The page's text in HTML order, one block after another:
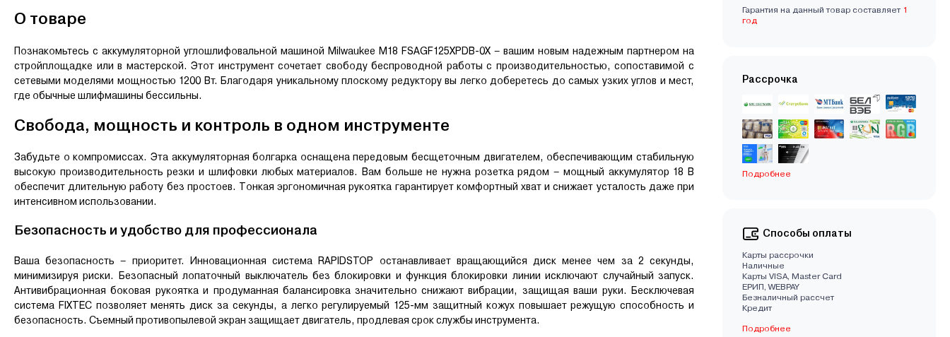
О товаре
Познакомьтесь с аккумуляторной углошлифовальной машиной Milwaukee M18 FSAGF125XPDB-0X – вашим новым надежным партнером на
стройплощадке или в мастерской. Этот инструмент сочетает свободу беспроводной работы с производительностью, сопоставимой с
сетевыми моделями мощностью 1200 Вт. Благодаря уникальному плоскому редуктору вы легко доберетесь до самых узких углов и мест,
где обычные шлифмашины бессильны.
Свобода, мощность и контроль в одном инструменте
Забудьте о компромиссах. Эта аккумуляторная болгарка оснащена передовым бесщеточным двигателем, обеспечивающим стабильную
высокую производительность резки и шлифовки любых материалов. Вам больше не нужна розетка рядом – мощный аккумулятор 18 В
обеспечит длительную работу без простоев. Тонкая эргономичная рукоятка гарантирует комфортный хват и снижает усталость даже при
интенсивном использовании.
Безопасность и удобство для профессионала
Ваша безопасность – приоритет. Инновационная система RAPIDSTOP останавливает вращающийся диск менее чем за 2 секунды,
минимизируя риски. Безопасный лопаточный выключатель без блокировки и функция блокировки линии исключают случайный запуск.
Антивибрационная боковая рукоятка и продуманная балансировка значительно снижают вибрации, защищая ваши руки. Бесключевая
система FIXTEC позволяет менять диск за секунды, а легко регулируемый 125-мм защитный кожух повышает режущую способность и
безопасность. Съемный противопылевой экран защищает двигатель, продлевая срок службы инструмента.
Гарантия на данный товар составляет 1
год
Рассрочка
Подробнее
Способы оплаты
Карты рассрочки
Наличные
Карты VISA, Master Card
EРИП, WEBPAY
Безналичный рассчет
Кредит
Подробнее